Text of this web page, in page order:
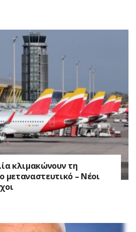
κλιμακώνουν τη
μεταναστευτικό – Νέοι